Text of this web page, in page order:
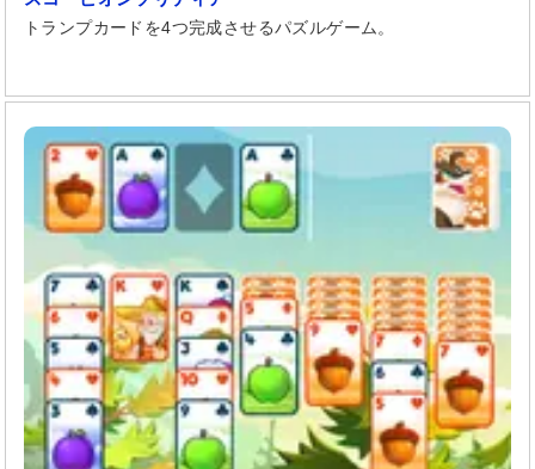
トランプカードを4つ完成させるパズルゲーム。